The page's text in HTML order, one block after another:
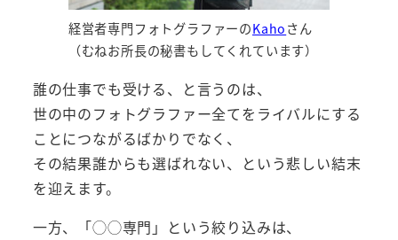
経営者専門フォトグラファーのKaho さん
（むねお所長の秘書もしてくれています）
誰の仕事でも受ける、と言うのは、
世の中のフォトグラファー全てをライバルにする
ことにつながるばかりでなく、
その結果誰からも選ばれない、という悲しい結末
を迎えます。
一方、「◯◯専門」という絞り込みは、